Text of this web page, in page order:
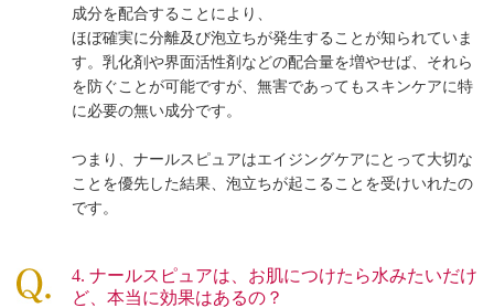
成分を配合することにより、
ほぼ確実に分離及び泡立ちが発生することが知られていま
す。乳化剤や界面活性剤などの配合量を増やせば、それら
を防ぐことが可能ですが、無害であってもスキンケアに特
に必要の無い成分です。
つまり、ナールスピュアはエイジングケアにとって大切な
ことを優先した結果、泡立ちが起こることを受けいれたの
です。
4. ナールスピュアは、お肌につけたら水みたいだけ
ど、本当に効果はあるの？